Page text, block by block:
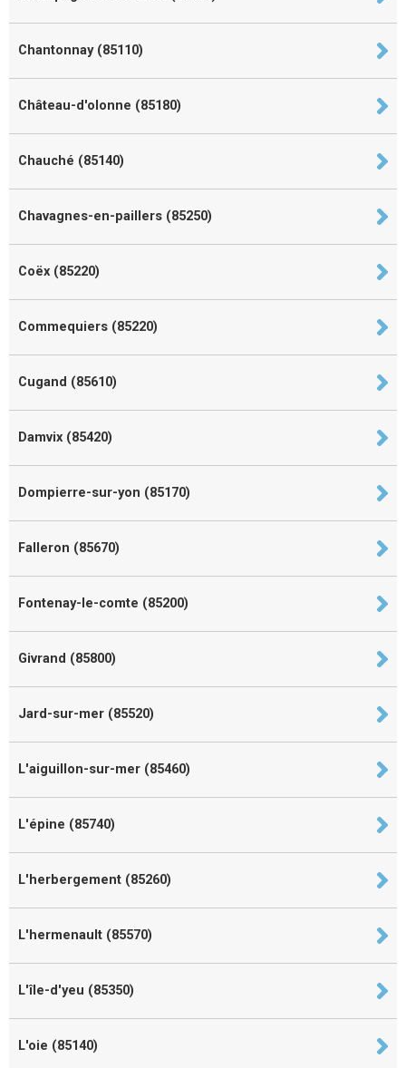
Chantonnay (85110)
Château-d'olonne (85180)
Chauché (85140)
Chavagnes-en-paillers (85250)
Coëx (85220)
Commequiers (85220)
Cugand (85610)
Damvix (85420)
Dompierre-sur-yon (85170)
Falleron (85670)
Fontenay-le-comte (85200)
Givrand (85800)
Jard-sur-mer (85520)
L'aiguillon-sur-mer (85460)
L'épine (85740)
L'herbergement (85260)
L'hermenault (85570)
L'île-d'yeu (85350)
L'oie (85140)